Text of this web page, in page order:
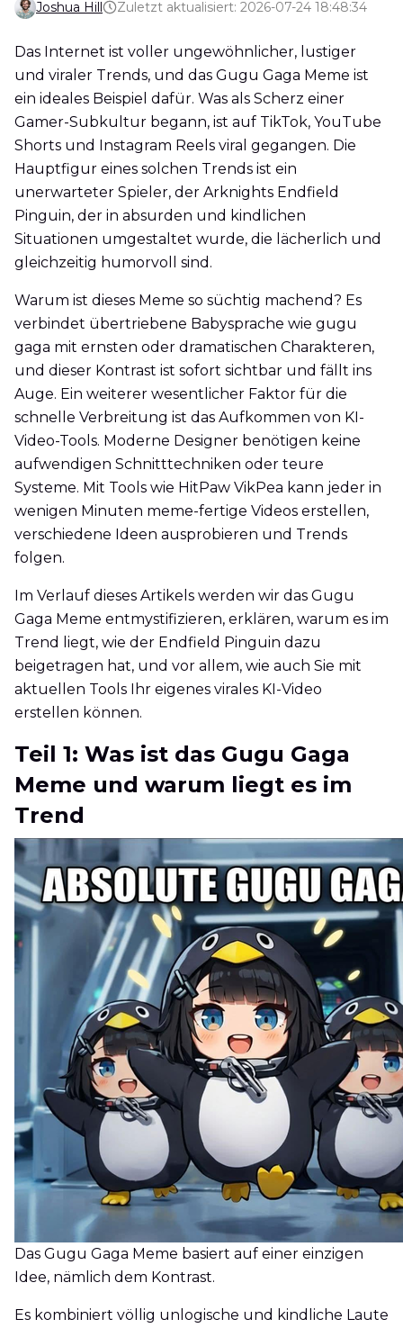
Joshua Hill Zuletzt aktualisiert: 2026-07-24 18:48:34
Das Internet ist voller ungewöhnlicher, lustiger
und viraler Trends, und das Gugu Gaga Meme ist
ein ideales Beispiel dafür. Was als Scherz einer
Gamer-Subkultur begann, ist auf TikTok, YouTube
Shorts und Instagram Reels viral gegangen. Die
Hauptfigur eines solchen Trends ist ein
unerwarteter Spieler, der Arknights Endfield
Pinguin, der in absurden und kindlichen
Situationen umgestaltet wurde, die lächerlich und
gleichzeitig humorvoll sind.
Warum ist dieses Meme so süchtig machend? Es
verbindet übertriebene Babysprache wie gugu
gaga mit ernsten oder dramatischen Charakteren,
und dieser Kontrast ist sofort sichtbar und fällt ins
Auge. Ein weiterer wesentlicher Faktor für die
schnelle Verbreitung ist das Aufkommen von KI-
Video-Tools. Moderne Designer benötigen keine
aufwendigen Schnitttechniken oder teure
Systeme. Mit Tools wie HitPaw VikPea kann jeder in
wenigen Minuten meme-fertige Videos erstellen,
verschiedene Ideen ausprobieren und Trends
folgen.
Im Verlauf dieses Artikels werden wir das Gugu
Gaga Meme entmystifizieren, erklären, warum es im
Trend liegt, wie der Endfield Pinguin dazu
beigetragen hat, und vor allem, wie auch Sie mit
aktuellen Tools Ihr eigenes virales KI-Video
erstellen können.
Teil 1: Was ist das Gugu Gaga
Meme und warum liegt es im
Trend
Das Gugu Gaga Meme basiert auf einer einzigen
Idee, nämlich dem Kontrast.
Es kombiniert völlig unlogische und kindliche Laute